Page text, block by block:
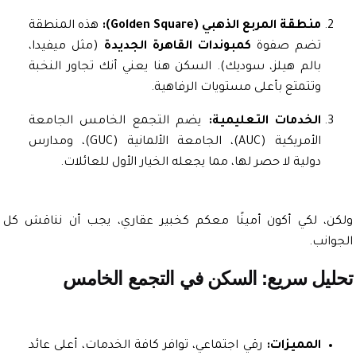
منطقة المربع الذهبي (Golden Square):
هذه المنطقة
تضم صفوةكمبوندات القاهرة الجديدة(مثل ميفيدا،
بالم هيلز، سوديك). السكن هنا يعني أنك تجاور النخبة
وتتمتع بأعلى مستويات الرفاهية.
الخدمات التعليمية:يضم التجمع الخامس الجامعة
الأمريكية (AUC)، الجامعة الألمانية (GUC)، ومدارس
دولية لا حصر لها، مما يجعله الخيار الأول للعائلات.
لكي أكون أمينًا معكم كخبير عقاري، يجب أن نناقش كل
سريع: السكن في التجمع الخامس
المميزات:رقي اجتماعي، توافر كافة الخدمات، أعلى عائد